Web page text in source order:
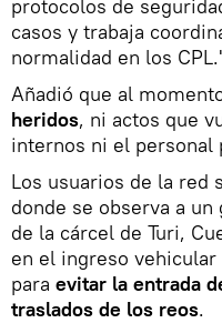
protocolos de
casos y trabaja
normalidad en los
Añadió que al
heridos, ni actos que
internos ni el personal
Los usuarios de la red
donde se observa a
de la cárcel de Turi,
en el ingreso
para evitar la entrada
traslados de los reos.